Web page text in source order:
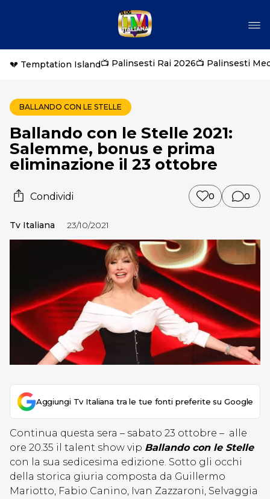
💔 Temptation Island📺 Palinsesti Rai 2026📺 Palinsesti
BALLANDO CON LE STELLE
Ballando con le Stelle 2021:
Salemme, bonus e prima
eliminazione il 23 ottobre
Condividi 0 0
Tv Italiana 23/10/2021
Aggiungi Tv Italiana tra le tue fonti preferite su Google
Continua questa sera – sabato 23 ottobre – alle
ore 20.35 il talent show vip Ballando con le Stelle
con la sua sedicesima edizione. Sotto gli occhi
della storica giuria composta da Guillermo
Mariotto, Fabio Canino, Ivan Zazzaroni, Selvaggia